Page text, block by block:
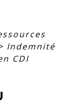
Indemnité
CDI